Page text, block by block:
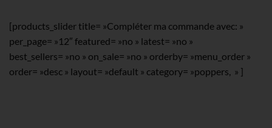
[products_slider title= »Compléter ma commande avec: »
per_page= »12″ featured= »no » latest= »no »
best_sellers= »no » on_sale= »no » orderby= »menu_order »
order= »desc » layout= »default » category= »poppers, » ]